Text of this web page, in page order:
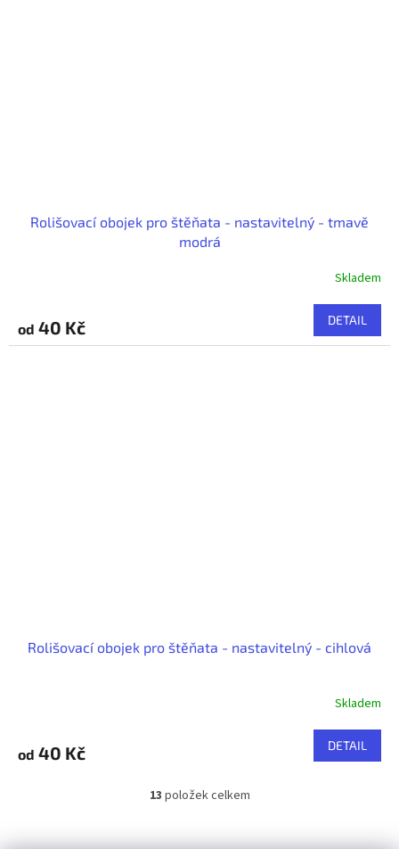
Rolišovací obojek pro štěňata - nastavitelný - tmavě
modrá
Skladem
od 40 Kč DETAIL
Rolišovací obojek pro štěňata - nastavitelný - cihlová
Skladem
od 40 Kč DETAIL
O
13 položek celkem